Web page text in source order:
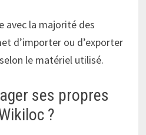
avec la majorité des
d’importer ou d’exporter
le matériel utilisé.
ses propres
?